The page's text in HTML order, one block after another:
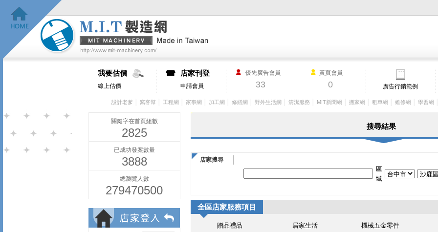
我要估價
線上估價
店家刊登
申請會員
優先廣告會員
33
黃頁會員
0 廣告行銷範例
設計老爹 窩客幫 工程網 家事網 加工網 修繕網 野外生活網 清潔服務 MIT新聞網 搬家網 租車網 維修網 學習網
關鍵字在首頁組數
2825
已成功發案數量
3888
總瀏覽人數
279470500
搜尋結果
店家搜尋
區
域
全區店家服務項目
贈品禮品 居家生活 機械五金零件